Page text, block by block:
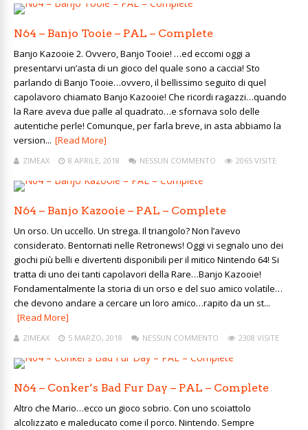
N64 – Banjo Tooie – PAL – Complete
Banjo Kazooie 2. Ovvero, Banjo Tooie! …ed eccomi oggi a
presentarvi un’asta di un gioco del quale sono a caccia! Sto
parlando di Banjo Tooie…ovvero, il bellissimo seguito di quel
capolavoro chiamato Banjo Kazooie! Che ricordi ragazzi…quando
la Rare aveva due palle al quadrato…e sfornava solo delle
autentiche perle! Comunque, per farla breve, in asta abbiamo la
version... [Read More]
ZIMEAX 8 APRILE, 2018 NESSUN COMMENTO 2065 VISITE
N64 – Banjo Kazooie – PAL – Complete
Un orso. Un uccello. Un strega. Il triangolo? Non l’avevo
considerato. Bentornati nelle Retronews! Oggi vi segnalo uno dei
giochi più belli e divertenti disponibili per il mitico Nintendo 64! Si
tratta di uno dei tanti capolavori della Rare…Banjo Kazooie!
Fondamentalmente la storia di un orso e del suo amico volatile…
che devono andare a cercare un loro amico…rapito da un st...
[Read More]
ZIMEAX 5 MARZO, 2018 NESSUN COMMENTO 2308 VISITE
N64 – Conker’s Bad Fur Day – PAL – Complete
Altro che Mario…ecco un gioco sobrio. Con uno scoiattolo
alcolizzato e maleducato come il porco. Nintendo. Sempre